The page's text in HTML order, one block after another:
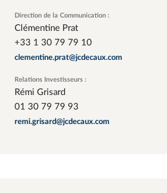
Direction de la Communication :
Clémentine Prat
+33 1 30 79 79 10
clementine.prat@jcdecaux.com
Relations Investisseurs :
Rémi Grisard
01 30 79 79 93
remi.grisard@jcdecaux.com